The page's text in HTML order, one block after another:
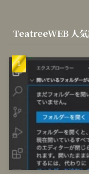
TeatreeWEB 人